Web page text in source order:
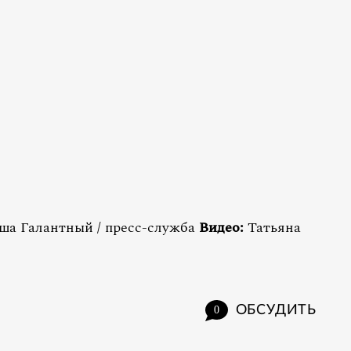
Галантный / пресс-служба Видео:Татьяна
0 ОБСУДИТЬ